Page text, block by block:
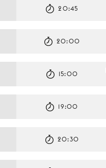
20:45
20:00
15:00
19:00
20:30